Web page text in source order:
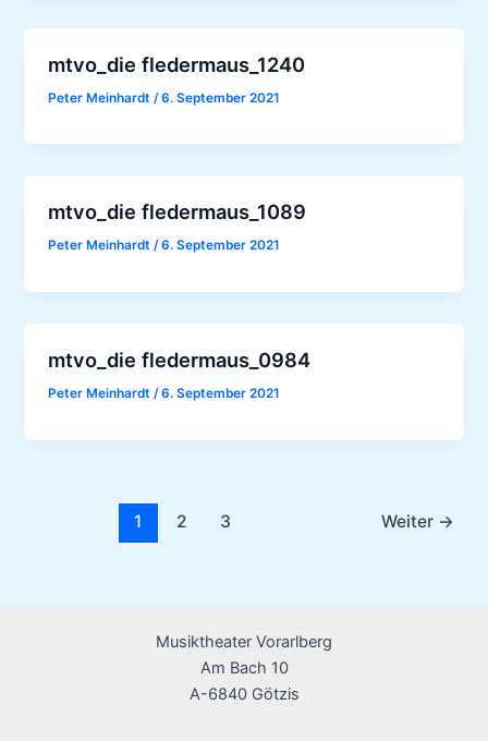
mtvo_die fledermaus_1240
Peter Meinhardt /6. September 2021
mtvo_die fledermaus_1089
Peter Meinhardt/6. September 2021
mtvo_die fledermaus_0984
Peter Meinhardt/6. September 2021
1 2 3 Weiter →
Musiktheater Vorarlberg
Am Bach 10
A-6840 Götzis